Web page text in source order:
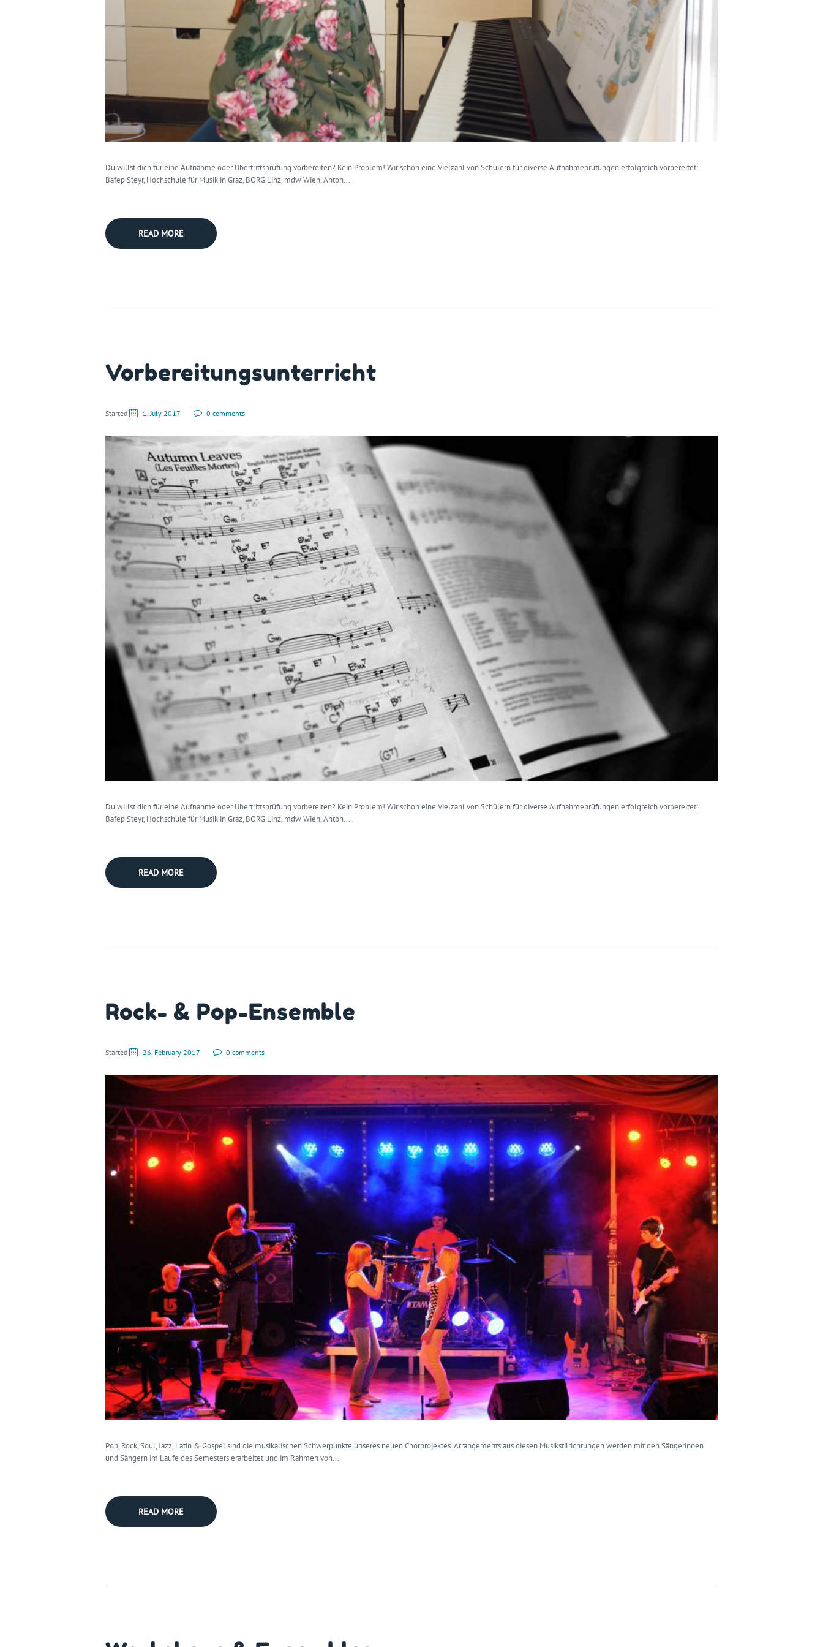
Du willst dich für eine Aufnahme oder Übertrittsprüfung vorbereiten? Kein Problem! Wir schon eine Vielzahl von Schülern für diverse Aufnahmeprüfungen erfolgreich vorbereitet:
Bafep Steyr, Hochschule für Musik in Graz, BORG Linz, mdw Wien, Anton...
READ MORE
Vorbereitungsunterricht
Started 1. July 2017 0 comments
Du willst dich für eine Aufnahme oder Übertrittsprüfung vorbereiten? Kein Problem! Wir schon eine Vielzahl von Schülern für diverse Aufnahmeprüfungen erfolgreich vorbereitet:
Bafep Steyr, Hochschule für Musik in Graz, BORG Linz, mdw Wien, Anton...
READ MORE
Rock- & Pop-Ensemble
Started 26. February 2017 0 comments
Pop, Rock, Soul, Jazz, Latin & Gospel sind die musikalischen Schwerpunkte unseres neuen Chorprojektes. Arrangements aus diesen Musikstilrichtungen werden mit den Sängerinnen
und Sängern im Laufe des Semesters erarbeitet und im Rahmen von...
READ MORE